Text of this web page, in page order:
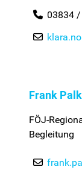
03834
Frank
FÖJ-
Begleitung